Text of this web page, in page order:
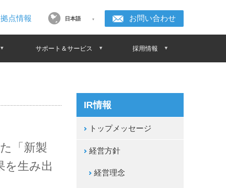
拠点情報 日本語 お問い合わせ
サポート＆サービス 採用情報
「新製
を生み出
IR情報
トップメッセージ
経営方針
経営理念